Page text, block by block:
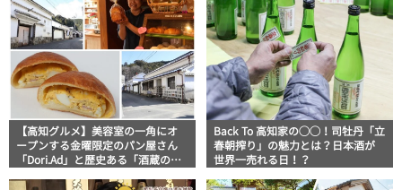
【高知グルメ】美容室の一角にオ
ープンする金曜限定のパン屋さん
「Dori.Ad」と歴史ある「酒蔵の
Back To 高知家の◯◯！司牡丹「立
春朝搾り」の魅力とは？日本酒が
世界一売れる日！？